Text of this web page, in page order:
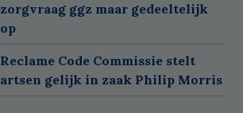
zorgvraag ggz maar gedeeltelijk
op
Reclame Code Commissie stelt
artsen gelijk in zaak Philip Morris